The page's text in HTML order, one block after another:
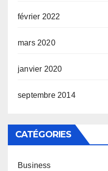
février 2022
mars 2020
janvier 2020
septembre 2014
CATÉGORIES
Business